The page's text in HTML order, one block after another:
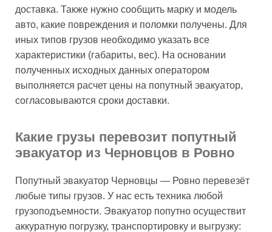
доставка. Также нужно сообщить марку и модель
авто, какие повреждения и поломки получены. Для
иных типов грузов необходимо указать все
характеристики (габариты, вес). На основании
полученных исходных данных оператором
выполняется расчет цены на попутный эвакуатор,
согласовываются сроки доставки.
Какие грузы перевозит попутный
эвакуатор из Черновцов в Ровно
Попутный эвакуатор Черновцы — Ровно перевезёт
любые типы грузов. У нас есть техника любой
грузоподъемности. Эвакуатор попутно осуществит
аккуратную погрузку, транспортировку и выгрузку: